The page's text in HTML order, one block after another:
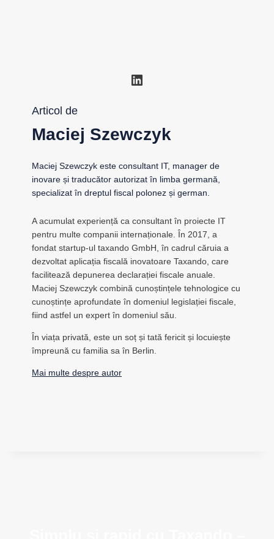
LinkedIn
Articol de
Maciej Szewczyk
Maciej Szewczyk este consultant IT, manager de
inovare și traducător autorizat în limba germană,
specializat în dreptul fiscal polonez și german.
A acumulat experiență ca consultant în proiecte IT
pentru multe companii internaționale. În 2017, a
fondat startup-ul taxando GmbH, în cadrul căruia a
dezvoltat aplicația fiscală inovatoare Taxando, care
facilitează depunerea declarației fiscale anuale.
Maciej Szewczyk combină cunoștințele tehnologice cu
cunoștințe aprofundate în domeniul legislației fiscale,
fiind astfel un expert în domeniul său.
În viața privată, este un soț și tată fericit și locuiește
împreună cu familia sa în Berlin.
Mai multe despre autor